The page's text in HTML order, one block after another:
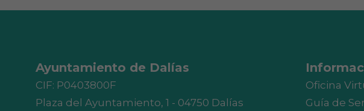
Ayuntamiento de Dalías
CIF: P0403800F
Plaza del Ayuntamiento, 1 - 04750 Dalías
Oficina
Guía de